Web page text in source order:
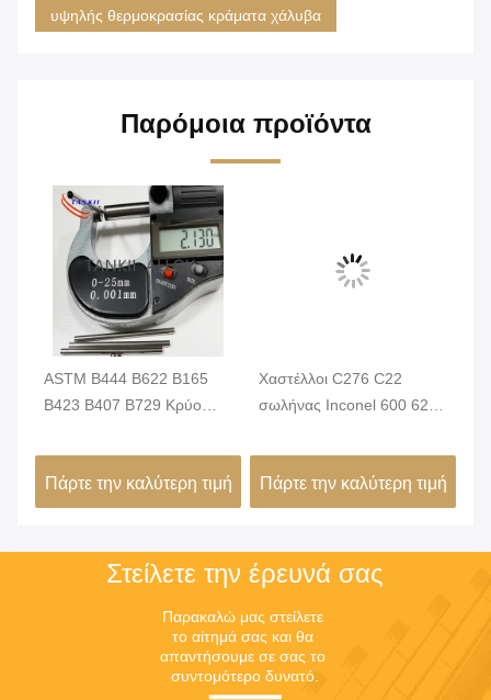
υψηλής θερμοκρασίας κράματα χάλυβα
Παρόμοια προϊόντα
ASTM B444 B622 B165
B423 B407 B729 Κρύο
Χαστέλλιο C22 C276 X
Incoloy 800 825 Inconel
600 625 718 X750 Monel
Πάρτε την καλύτερη τιμή
Χαστέλλοι C276 C22
σωλήνας Inconel 600 625
συγκόλληση νικελίου
ατσάλινος σωλήνας Monel
400 K500 σωλήνας
Πάρτε την καλύτερη τιμή
Στείλετε την έρευνά σας
Παρακαλώ μας στείλετε
το αίτημά σας και θα
απαντήσουμε σε σας το
συντομότερο δυνατό.